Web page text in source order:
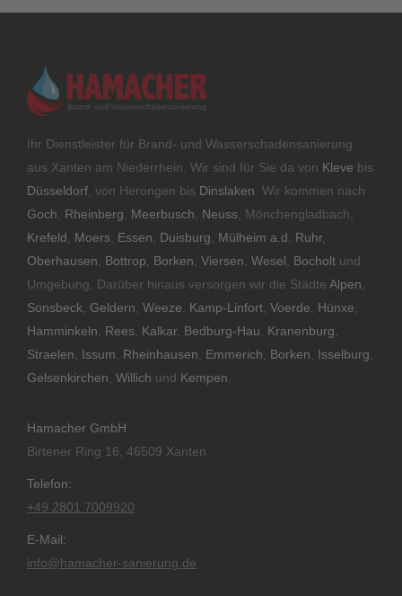
Ihr Dienstleister für Brand- und Wasserschadensanierung
aus Xanten am Niederrhein. Wir sind für Sie da von Kleve bis
Düsseldorf , von Herongen bis Dinslaken . Wir kommen nach
Goch
Rheinberg Meerbusch Neuss , Mönchengladbach,
Krefeld
Moers Essen Duisburg Mülheim a.d. Ruhr,
Oberhausen
Bottrop Borken Viersen Wesel Bocholt und
Umgebung. Darüber hinaus versorgen wir die Städte Alpen
Sonsbeck Geldern Weeze Kamp-Linfort Voerde Hünxe
Hamminkeln
Rees Kalkar, Bedburg-Hau Kranenburg
Straelen
Issum Rheinhausen Emmerich Borken Isselburg
Gelsenkirchen Willich und Kempen
Hamacher GmbH
Birtener Ring 16, 46509 Xanten
Telefon:
+49 2801 7009920
E-Mail:
info@hamacher-sanierung.de